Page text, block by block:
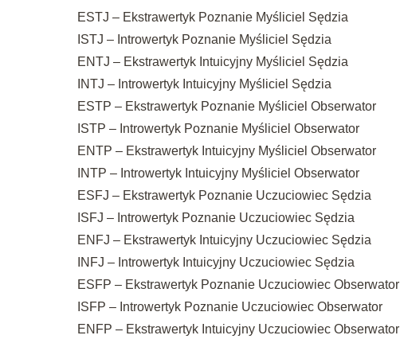
ESTJ – Ekstrawertyk Poznanie Myśliciel Sędzia
ISTJ – Introwertyk Poznanie Myśliciel Sędzia
ENTJ – Ekstrawertyk Intuicyjny Myśliciel Sędzia
INTJ – Introwertyk Intuicyjny Myśliciel Sędzia
ESTP – Ekstrawertyk Poznanie Myśliciel Obserwator
ISTP – Introwertyk Poznanie Myśliciel Obserwator
ENTP – Ekstrawertyk Intuicyjny Myśliciel Obserwator
INTP – Introwertyk Intuicyjny Myśliciel Obserwator
ESFJ – Ekstrawertyk Poznanie Uczuciowiec Sędzia
ISFJ – Introwertyk Poznanie Uczuciowiec Sędzia
ENFJ – Ekstrawertyk Intuicyjny Uczuciowiec Sędzia
INFJ – Introwertyk Intuicyjny Uczuciowiec Sędzia
ESFP – Ekstrawertyk Poznanie Uczuciowiec Obserwator
ISFP – Introwertyk Poznanie Uczuciowiec Obserwator
ENFP – Ekstrawertyk Intuicyjny Uczuciowiec Obserwator